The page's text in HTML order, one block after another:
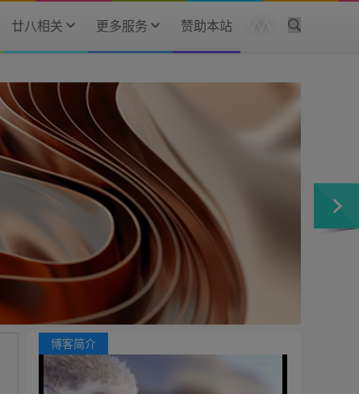
廿八相关 更多服务 赞助本站
博客简介